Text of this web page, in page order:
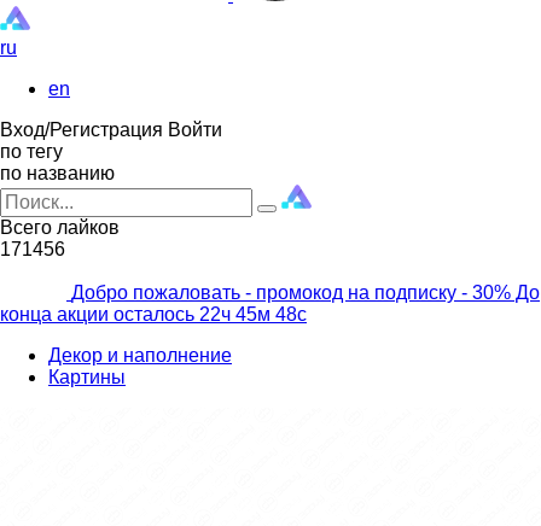
ru
en
Вход/Регистрация Войти
по тегу
по названию
Всего лайков
171456
Добро пожаловать - промокод на подписку - 30% До
конца акции осталось 22ч 45м 46с
Декор и наполнение
Картины